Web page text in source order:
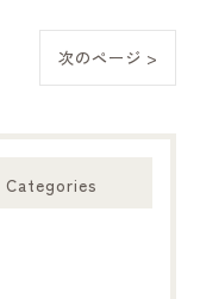
次のページ >
Categories